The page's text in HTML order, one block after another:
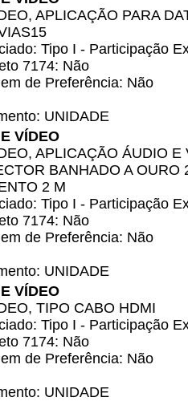
APLICAÇÃO PARA
Tipo I - Participação
7174: Não
de Preferência: Não
UNIDADE
VÍDEO
APLICAÇÃO ÁUDIO
BANHADO A OURO
2 M
Tipo I - Participação
7174: Não
de Preferência: Não
UNIDADE
VÍDEO
TIPO CABO HDMI
Tipo I - Participação
7174: Não
de Preferência: Não
UNIDADE